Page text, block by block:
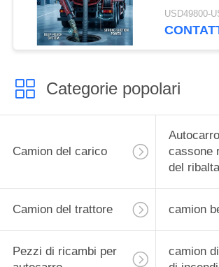
luride
di
Categorie popolari
Camion del carico
cassone
del
Camion del trattore camion
Pezzi di ricambi per
camion